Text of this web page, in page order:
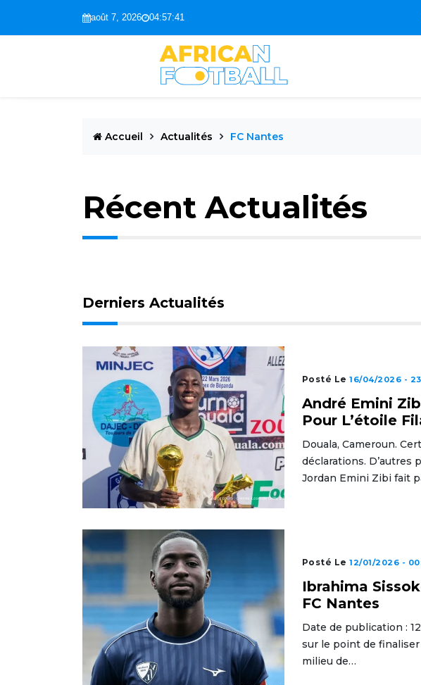
août 7, 2026 04:57:42
Accueil Actualités FC Nantes
Récent Actualités
Derniers Actualités
Posté Le16/04/2026 -
André Emini
Pour L’étoile
Douala, Cameroun.
déclarations. D’autres
Jordan Emini Zibi fait
Posté Le12/01/2026 -
Ibrahima
FC Nantes
Date de publication :
sur le point de finaliser
milieu de…